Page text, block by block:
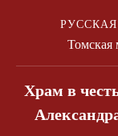
Томская
Храм в